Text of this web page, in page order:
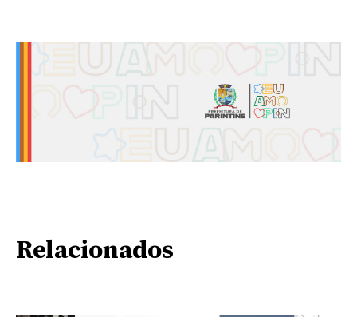
Relacionados